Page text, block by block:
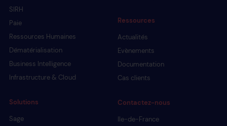
SIRH
Paie
Ressources Humaines
Dématérialisation
Business Intelligence
Infrastructure & Cloud
Solutions
Sage
Ressources
Actualités
Evènements
Documentation
Cas clients
Contactez-nous
Ile-de-France